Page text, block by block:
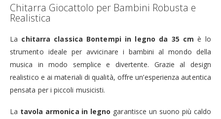
Chitarra Giocattolo per Bambini Robusta e
Realistica
La chitarra classica Bontempi in legno da 35 cm è lo
strumento ideale per avvicinare i bambini al mondo della
musica in modo semplice e divertente. Grazie al design
realistico e ai materiali di qualità, offre un’esperienza autentica
pensata per i piccoli musicisti.
La tavola armonica in legno garantisce un suono più caldo